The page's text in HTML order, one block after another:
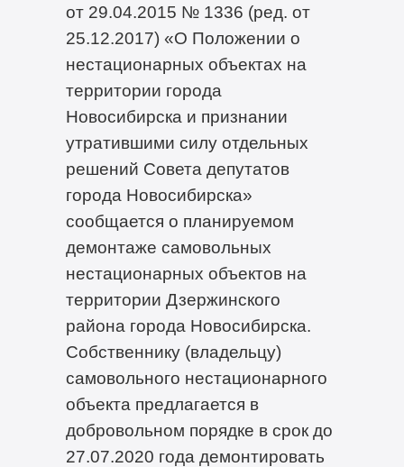
от 29.04.2015 № 1336 (ред. от
25.12.2017) «О Положении о
нестационарных объектах на
территории города
Новосибирска и признании
утратившими силу отдельных
решений Совета депутатов
города Новосибирска»
сообщается о планируемом
демонтаже самовольных
нестационарных объектов на
территории Дзержинского
района города Новосибирска.
Собственнику (владельцу)
самовольного нестационарного
объекта предлагается в
добровольном порядке в срок до
27.07.2020 года демонтировать